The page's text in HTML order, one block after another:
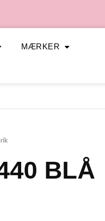
MÆRKER
BLÅ